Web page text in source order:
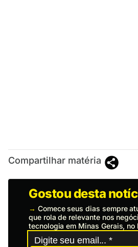
Compartilhar matéria
Gostou desta
→ Comece seus dias sempre
que rola de relevante nos
tecnologia em Minas Gerais, no